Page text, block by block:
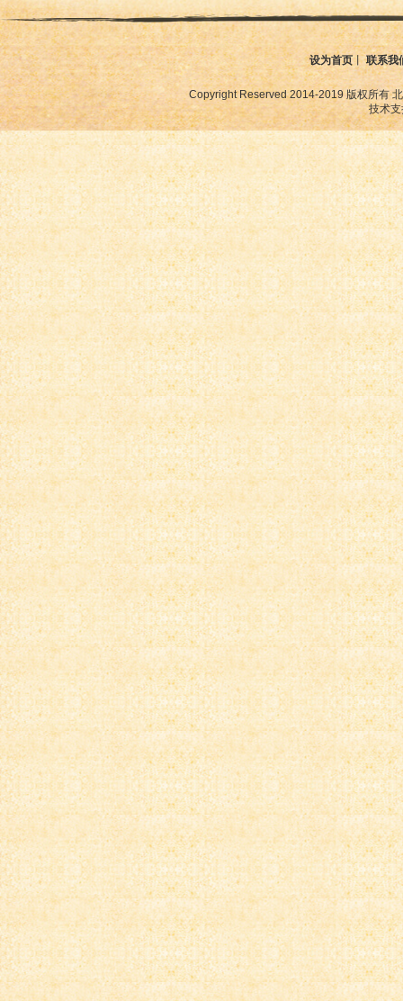
设为首页丨联系我
Copyright Reserved 2014-2019 版权所有
技术